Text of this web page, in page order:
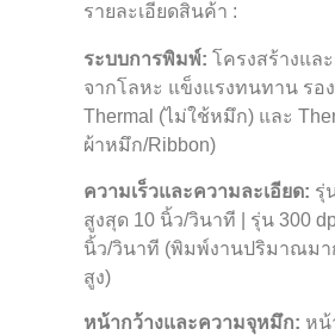
รายละเอียดสินค้า :
ระบบการพิมพ์: โครงสร้างแล
จากโลหะ แข็งแรงทนทาน รอ
Thermal (ไม่ใช้หมึก) และ
ผ้าหมึก/Ribbon)
ความเร็วและความละเอียด: รุ่
สูงสุด 10 นิ้ว/วินาที | รุ่น 300
นิ้ว/วินาที (พิมพ์งานปริมาณมา
สูง)
หน้ากว้างและความจุหมึก: หน้